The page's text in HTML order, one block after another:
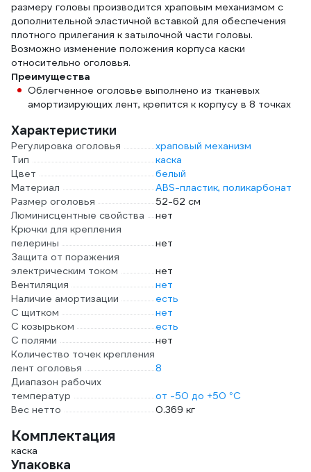
размеру головы производится храповым механизмом с
дополнительной эластичной вставкой для обеспечения
плотного прилегания к затылочной части головы.
Возможно изменение положения корпуса каски
относительно оголовья.
Преимущества
Облегченное оголовье выполнено из тканевых
амортизирующих лент, крепится к корпусу в 8 точках
Характеристики
Регулировка оголовья
храповый механизм
Тип
каска
Цвет
белый
Материал
ABS-пластик, поликарбонат
Размер оголовья
52-62 см
Люминисцентные свойства
нет
Крючки для крепления
пелерины
нет
Защита от поражения
электрическим током
нет
Вентиляция
нет
Наличие амортизации
есть
С щитком
нет
С козырьком
есть
С полями
нет
Количество точек крепления
лент оголовья
8
Диапазон рабочих
температур
от -50 до +50 °С
Вес нетто
0.369 кг
Комплектация
каска
Упаковка